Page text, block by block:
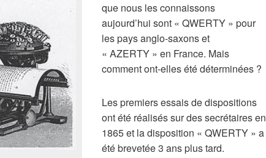
que nous les connaissons
aujourd’hui sont « QWERTY » pour
les pays anglo-saxons et
« AZERTY » en France. Mais
comment ont-elles été déterminées ?
Les premiers essais de dispositions
ont été réalisés sur des secrétaires en
1865 et la disposition « QWERTY » a
été brevetée 3 ans plus tard.